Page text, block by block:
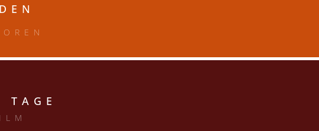
TAGE